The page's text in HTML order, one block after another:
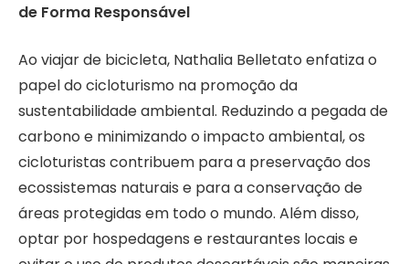
de Forma Responsável
Ao viajar de bicicleta, Nathalia Belletato enfatiza o
papel do cicloturismo na promoção da
sustentabilidade ambiental. Reduzindo a pegada de
carbono e minimizando o impacto ambiental, os
cicloturistas contribuem para a preservação dos
ecossistemas naturais e para a conservação de
áreas protegidas em todo o mundo. Além disso,
optar por hospedagens e restaurantes locais e